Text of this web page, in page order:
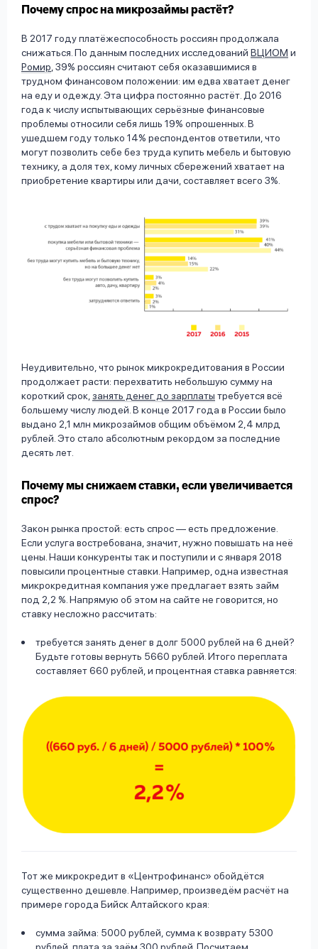
Почему спрос на микрозаймы растёт?
В 2017 году платёжеспособность россиян продолжала
снижаться. По данным последних исследований ВЦИОМ и
Ромир, 39% россиян считают себя оказавшимися в
трудном финансовом положении: им едва хватает денег
на еду и одежду. Эта цифра постоянно растёт. До 2016
года к числу испытывающих серьёзные финансовые
проблемы относили себя лишь 19% опрошенных. В
ушедшем году только 14% респондентов ответили, что
могут позволить себе без труда купить мебель и бытовую
технику, а доля тех, кому личных сбережений хватает на
приобретение квартиры или дачи, составляет всего 3%.
Неудивительно, что рынок микрокредитования в России
продолжает расти: перехватить небольшую сумму на
короткий срок,занять денег до зарплаты требуется всё
большему числу людей. В конце 2017 года в России было
выдано 2,1 млн микрозаймов общим объёмом 2,4 млрд
рублей. Это стало абсолютным рекордом за последние
десять лет.
Почему мы снижаем ставки, если увеличивается
спрос?
Закон рынка простой: есть спрос — есть предложение.
Если услуга востребована, значит, нужно повышать на неё
цены. Наши конкуренты так и поступили и с января 2018
повысили процентные ставки. Например, одна известная
микрокредитная компания уже предлагает взять займ
под 2,2 %. Напрямую об этом на сайте не говорится, но
ставку несложно рассчитать:
требуется занять денег в долг 5000 рублей на 6 дней?
Будьте готовы вернуть 5660 рублей. Итого переплата
составляет 660 рублей, и процентная ставка равняется:
Тот же микрокредит в «Центрофинанс» обойдётся
существенно дешевле. Например, произведём расчёт на
примере города Бийск Алтайского края:
сумма займа: 5000 рублей, сумма к возврату 5300